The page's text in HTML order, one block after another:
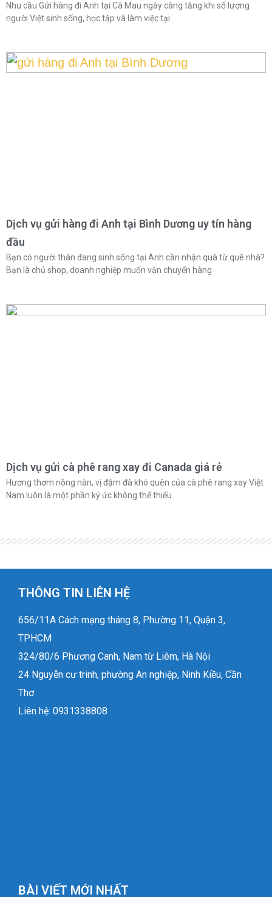
Nhu cầu Gửi hàng đi Anh tại Cà Mau ngày càng tăng khi số lượng
người Việt sinh sống, học tập và làm việc tại
Dịch vụ gửi hàng đi Anh tại Bình Dương uy tín hàng
đầu
Bạn có người thân đang sinh sống tại Anh cần nhận quà từ quê nhà?
Bạn là chủ shop, doanh nghiệp muốn vận chuyển hàng
Dịch vụ gửi cà phê rang xay đi Canada giá rẻ
Hương thơm nồng nàn, vị đậm đà khó quên của cà phê rang xay Việt
Nam luôn là một phần ký ức không thể thiếu
THÔNG TIN LIÊN HỆ
656/11A Cách mạng tháng 8, Phường 11, Quận 3,
TPHCM
324/80/6 Phương Canh, Nam từ Liêm, Hà Nội
24 Nguyễn cư trinh, phường An nghiệp, Ninh Kiều, Cần
Thơ
Liên hệ: 0931338808
BÀI VIẾT MỚI NHẤT